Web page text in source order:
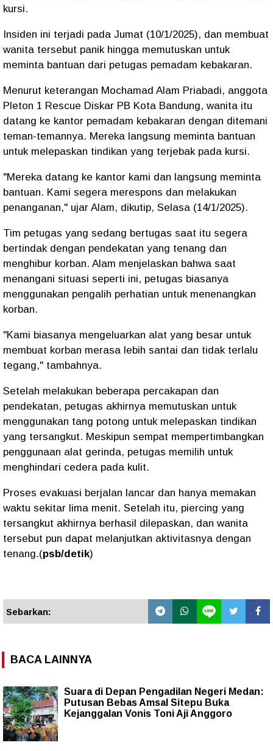
kursi.
Insiden ini terjadi pada Jumat (10/1/2025), dan membuat
wanita tersebut panik hingga memutuskan untuk
meminta bantuan dari petugas pemadam kebakaran.
Menurut keterangan Mochamad Alam Priabadi, anggota
Pleton 1 Rescue Diskar PB Kota Bandung, wanita itu
datang ke kantor pemadam kebakaran dengan ditemani
teman-temannya. Mereka langsung meminta bantuan
untuk melepaskan tindikan yang terjebak pada kursi.
"Mereka datang ke kantor kami dan langsung meminta
bantuan. Kami segera merespons dan melakukan
penanganan," ujar Alam, dikutip, Selasa (14/1/2025).
Tim petugas yang sedang bertugas saat itu segera
bertindak dengan pendekatan yang tenang dan
menghibur korban. Alam menjelaskan bahwa saat
menangani situasi seperti ini, petugas biasanya
menggunakan pengalih perhatian untuk menenangkan
korban.
"Kami biasanya mengeluarkan alat yang besar untuk
membuat korban merasa lebih santai dan tidak terlalu
tegang," tambahnya.
Setelah melakukan beberapa percakapan dan
pendekatan, petugas akhirnya memutuskan untuk
menggunakan tang potong untuk melepaskan tindikan
yang tersangkut. Meskipun sempat mempertimbangkan
penggunaan alat gerinda, petugas memilih untuk
menghindari cedera pada kulit.
Proses evakuasi berjalan lancar dan hanya memakan
waktu sekitar lima menit. Setelah itu, piercing yang
tersangkut akhirnya berhasil dilepaskan, dan wanita
tersebut pun dapat melanjutkan aktivitasnya dengan
tenang.(psb/detik)
Sebarkan:
BACA LAINNYA
Suara di Depan Pengadilan Negeri Medan:
Putusan Bebas Amsal Sitepu Buka
Kejanggalan Vonis Toni Aji Anggoro